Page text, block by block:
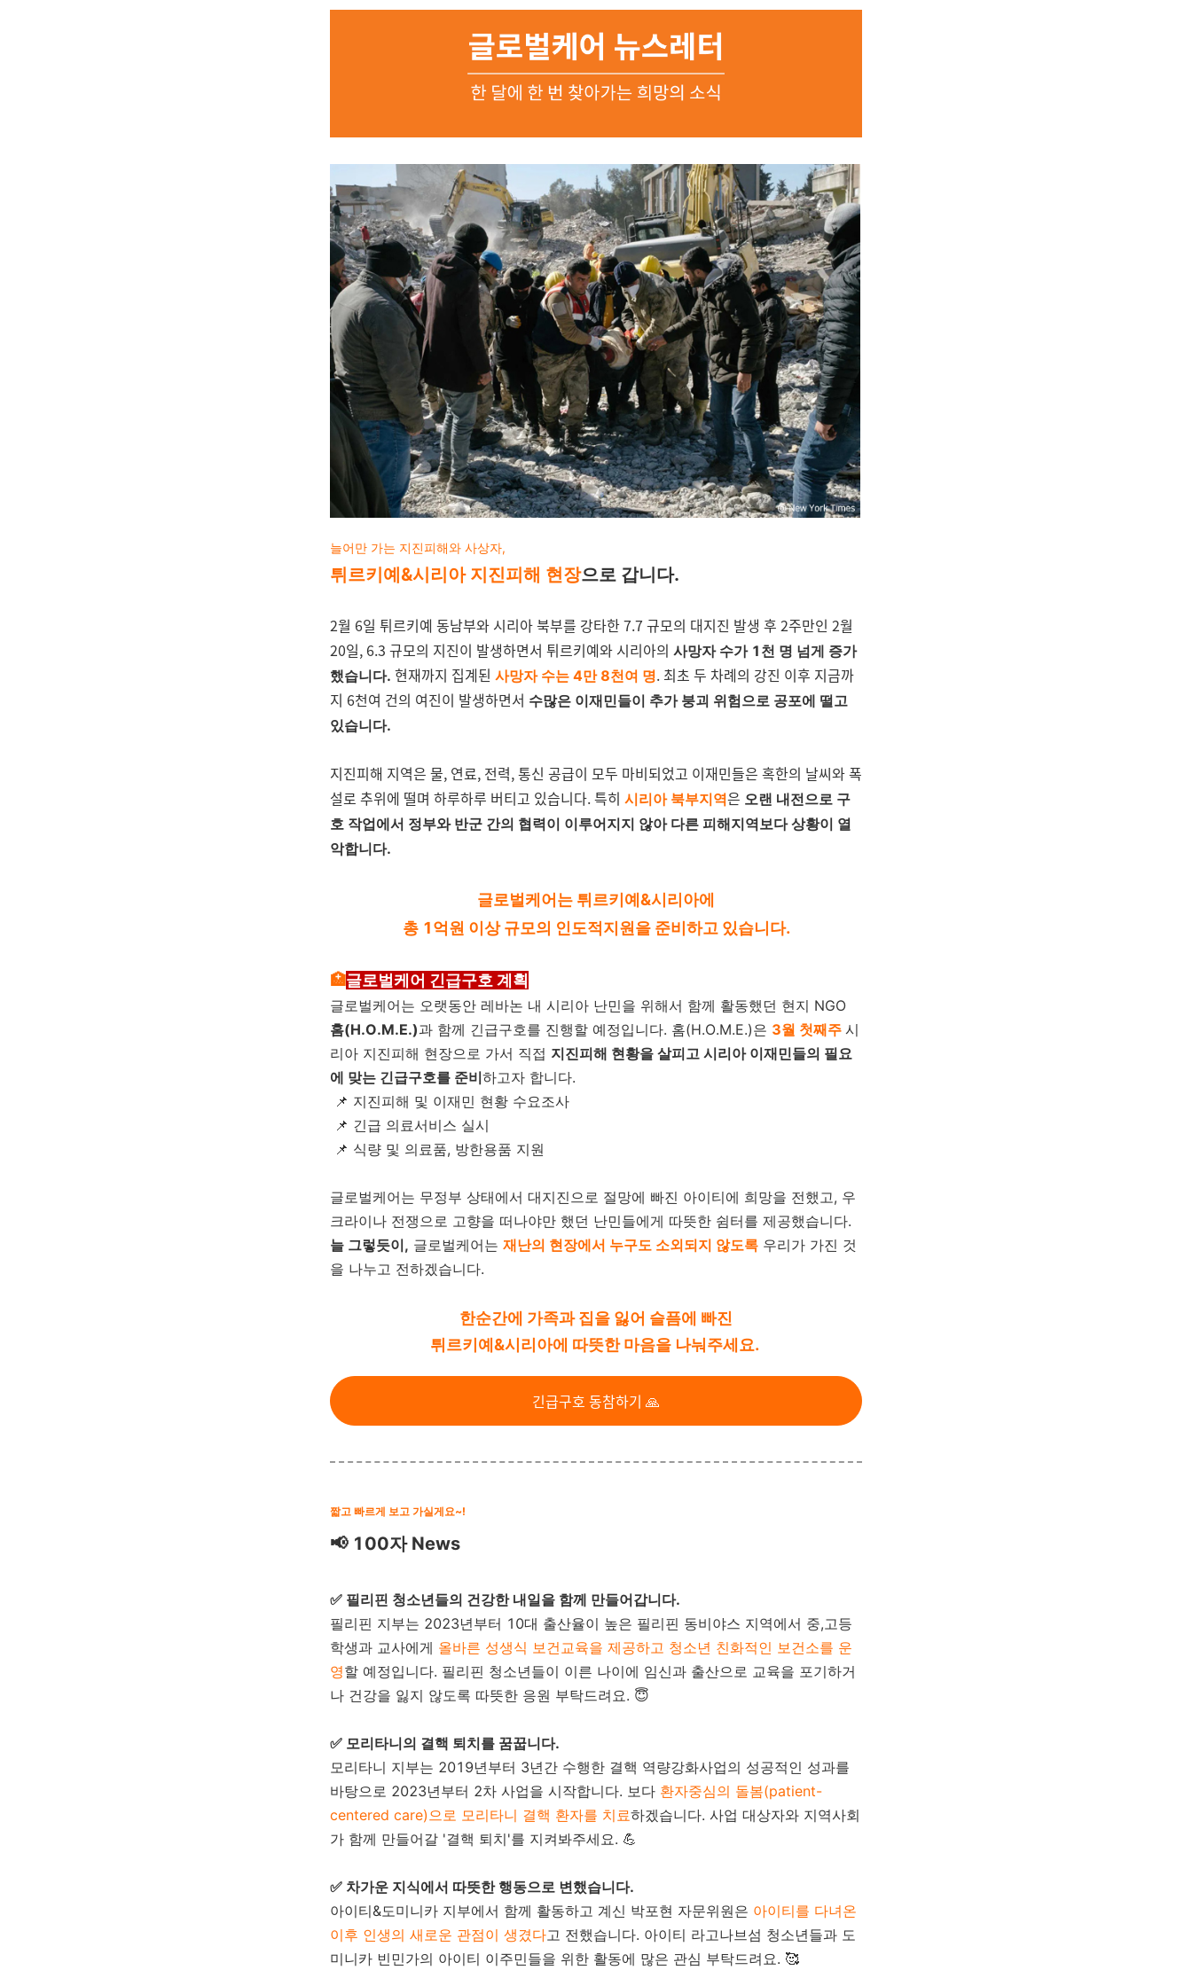
늘어만 가는 지진피해와 사상자,
튀르키예&시리아 지진피해 현장으로 갑니다.
2월 6일 튀르키예 동남부와 시리아 북부를 강타한 7.7 규모의 대지진 발생 후 2주만인 2월
20일, 6.3 규모의 지진이 발생하면서 튀르키예와 시리아의 사망자 수가 1천 명 넘게 증가
했습니다. 현재까지 집계된 사망자 수는 4만 8천여 명. 최초 두 차례의 강진 이후 지금까
지 6천여 건의 여진이 발생하면서 수많은 이재민들이 추가 붕괴 위험으로 공포에 떨고
있습니다.
지진피해 지역은 물, 연료, 전력, 통신 공급이 모두 마비되었고 이재민들은 혹한의 날씨와 폭
설로 추위에 떨며 하루하루 버티고 있습니다. 특히 시리아 북부지역은 오랜 내전으로 구
호 작업에서 정부와 반군 간의 협력이 이루어지지 않아 다른 피해지역보다 상황이 열
악합니다.
글로벌케어는 튀르키예&시리아에
총 1억원 이상 규모의 인도적지원을 준비하고 있습니다.
🏥글로벌케어 긴급구호 계획
글로벌케어는 오랫동안 레바논 내 시리아 난민을 위해서 함께 활동했던 현지 NGO
홈(H.O.M.E.)과 함께 긴급구호를 진행할 예정입니다. 홈(H.O.M.E.)은 3월 첫째주 시
리아 지진피해 현장으로 가서 직접 지진피해 현황을 살피고 시리아 이재민들의 필요
에 맞는 긴급구호를 준비하고자 합니다.
📌 지진피해 및 이재민 현황 수요조사
📌 긴급 의료서비스 실시
📌 식량 및 의료품, 방한용품 지원
글로벌케어는 무정부 상태에서 대지진으로 절망에 빠진 아이티에 희망을 전했고, 우
크라이나 전쟁으로 고향을 떠나야만 했던 난민들에게 따뜻한 쉼터를 제공했습니다.
늘 그렇듯이, 글로벌케어는 재난의 현장에서 누구도 소외되지 않도록 우리가 가진 것
을 나누고 전하겠습니다.
한순간에 가족과 집을 잃어 슬픔에 빠진
튀르키예&시리아에 따뜻한 마음을 나눠주세요.
긴급구호 동참하기 🙏
짧고 빠르게 보고 가실게요~!
📢 100자 News
✅ 필리핀 청소년들의 건강한 내일을 함께 만들어갑니다.
필리핀 지부는 2023년부터 10대 출산율이 높은 필리핀 동비야스 지역에서 중,고등
학생과 교사에게 올바른 성생식 보건교육을 제공하고 청소년 친화적인 보건소를 운
영할 예정입니다. 필리핀 청소년들이 이른 나이에 임신과 출산으로 교육을 포기하거
나 건강을 잃지 않도록 따뜻한 응원 부탁드려요. 😇
✅ 모리타니의 결핵 퇴치를 꿈꿉니다.
모리타니 지부는 2019년부터 3년간 수행한 결핵 역량강화사업의 성공적인 성과를
바탕으로 2023년부터 2차 사업을 시작합니다. 보다 환자중심의 돌봄(patient-
centered care)으로 모리타니 결핵 환자를 치료하겠습니다. 사업 대상자와 지역사회
가 함께 만들어갈 '결핵 퇴치'를 지켜봐주세요. 💪
✅ 차가운 지식에서 따뜻한 행동으로 변했습니다.
아이티&도미니카 지부에서 함께 활동하고 계신 박포현 자문위원은 아이티를 다녀온
이후 인생의 새로운 관점이 생겼다고 전했습니다. 아이티 라고나브섬 청소년들과 도
미니카 빈민가의 아이티 이주민들을 위한 활동에 많은 관심 부탁드려요. 🥰